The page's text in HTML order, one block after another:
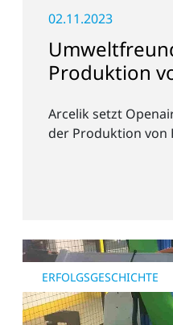
02.11.2023
Produktion
Arcelik setzt
der Produktion von
ERFOLGSGESCHICHTE